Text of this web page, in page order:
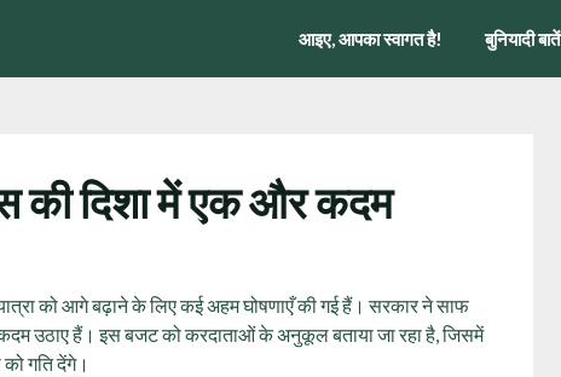
आइए, आपका स्वागत है! बुनियादी बातें
की दिशा में एक और कदम
को आगे बढ़ाने के लिए कई अहम घोषणाएँ की गई हैं। सरकार ने साफ
उठाए हैं। इस बजट को करदाताओं के अनुकूल बताया जा रहा है, जिसमें
गति देंगे।